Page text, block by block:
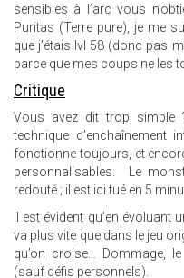
sensibles à l’arc vous
Puritas (Terre pure), je me
que j’étais lvl 58 (donc pas
parce que mes coups ne les
Critique
Vous avez dit trop simple
technique
fonctionne toujours, et
personnalisables. Le
redouté ; il est ici tué en 5
Il est évident qu’en
va plus vite que dans le jeu
qu’on croise… Dommage,
(sauf défis personnels).